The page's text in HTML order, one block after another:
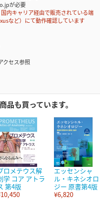
が必要
内キャリア経由で販売されている端
など）にて動作確認しています
クセス参照
品も買っています。
ロメテウス解
学 コア アトラ
第4版
エッセンシャ
ル・キネシオロ
ジー 原書第4版
¥6,820